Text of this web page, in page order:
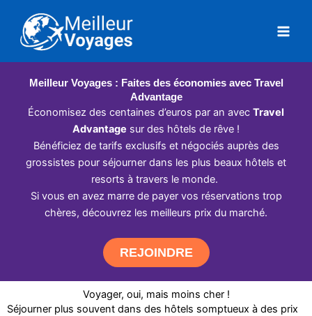
contenu
Meilleur Voyages : Faites des économies avec Travel
Advantage
Économisez des centaines d’euros par an avec Travel
Advantage sur des hôtels de rêve !
Bénéficiez de tarifs exclusifs et négociés auprès des
grossistes pour séjourner dans les plus beaux hôtels et
resorts à travers le monde.
Si vous en avez marre de payer vos réservations trop
chères, découvrez les meilleurs prix du marché.
REJOINDRE
Voyager, oui, mais moins cher !
Séjourner plus souvent dans des hôtels somptueux à des prix